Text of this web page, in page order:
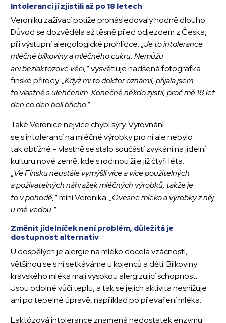
Intoleranci jí zjistili až po 18 letech
Veroniku zažívací potíže pronásledovaly hodně dlouho.
Důvod se dozvěděla až těsně před odjezdem z Česka,
při výstupní alergologické prohlídce. „Je to intolerance
mléčné bílkoviny a mléčného cukru. Nemůžu
ani bezlaktózové věci,“ vysvětluje nadšená fotografka
finské přírody. „Když mi to doktor oznámil, přijala jsem
to vlastně s ulehčením. Konečně někdo zjistil, proč mě 18 let
den co den bolí břicho.“
Také Veronice nejvíce chybí sýry. Vyrovnání
se s intolerancí na mléčné výrobky pro ni ale nebylo
tak obtížné – vlastně se stalo součástí zvykání na jídelní
kulturu nové země, kde s rodinou žije již čtyři léta.
„Ve Finsku neustále vymýšlí více a více použitelných
a poživatelných náhražek mléčných výrobků, takže je
to v pohodě,“ míní Veronika.„Ovesné mléko a výrobky z něj
u mě vedou.“
Změnit jídelníček není problém, důležitá je
dostupnost alternativ
U dospělých je alergie na mléko docela vzácností,
většinou se s ní setkáváme u kojenců a dětí. Bílkoviny
kravského mléka mají vysokou alergizující schopnost.
Jsou odolné vůči teplu, a tak se jejich aktivita nesnižuje
ani po tepelné úpravě, například po převaření mléka.
Laktózová intolerance znamená nedostatek enzymu